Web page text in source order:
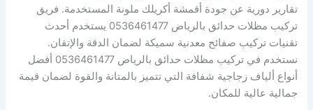
تقارير دورية عن جودة أقمشة أكريلك ملونة المستخدمة. فريق
تركيب مظلات حدائق بالرياض 0536461477 يستخدم أحدث
تقنيات تركيب صفائح معدنية سميكة لضمان الدقة والإتقان.
نستخدم في تركيب مظلات حدائق بالرياض 0536461477 أفضل
أنواع ألياف زجاجية شفافة التي تتميز بالمتانة والقوة لضمان قيمة
جمالية عالية للمكان.